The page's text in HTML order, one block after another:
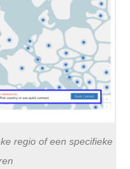
regio of een specifieke